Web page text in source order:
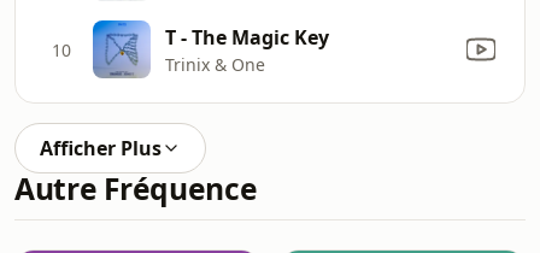
10 T - The Magic Key
Trinix & One
Afficher Plus
Autre Fréquence